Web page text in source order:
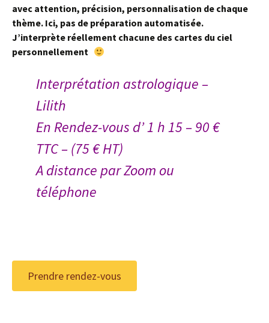
avec attention, précision, personnalisation de chaque
thème. Ici, pas de préparation automatisée.
J’interprète réellement chacune des cartes du ciel
personnellement
Interprétation astrologique –
Lilith
En Rendez-vous d’ 1 h 15 – 90 €
TTC – (75 € HT)
A distance par Zoom ou
téléphone
Prendre rendez-vous